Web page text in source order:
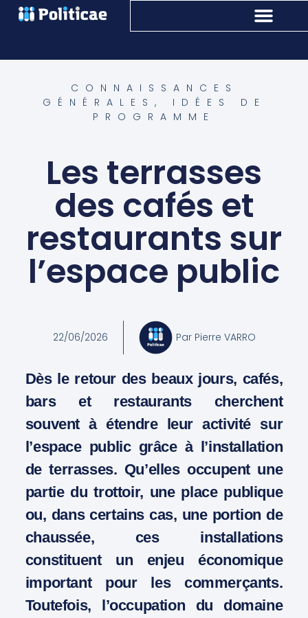
CONNAISSANCES
GÉNÉRALES , IDÉES DE
PROGRAMME
Les terrasses
des cafés et
restaurants sur
l’espace public
22/06/2026 ParPierre VARRO
Dès le retour des beaux jours, cafés,
bars et restaurants cherchent
souvent à étendre leur activité sur
l’espace public grâce à l’installation
de terrasses. Qu’elles occupent une
partie du trottoir, une place publique
ou, dans certains cas, une portion de
chaussée, ces installations
constituent un enjeu économique
important pour les commerçants.
Toutefois, l’occupation du domaine